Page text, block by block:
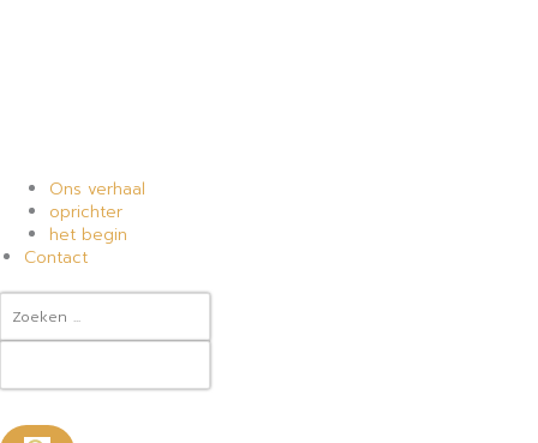
Ons verhaal
oprichter
het begin
Contact